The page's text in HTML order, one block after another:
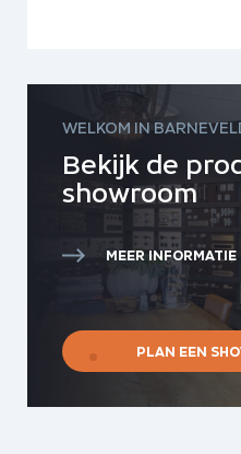
WELKOM IN
Bekijk de
showroom
MEER INFORMATIE
PLAN EEN